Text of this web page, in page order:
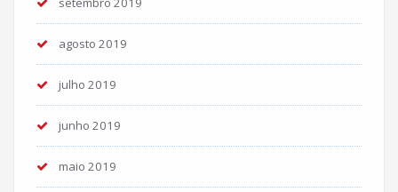
agosto 2019
julho 2019
junho 2019
maio 2019